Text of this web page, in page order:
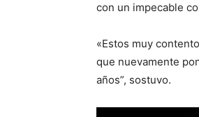
con un impecable
«Estos muy
que nuevamente
años”, sostuvo.